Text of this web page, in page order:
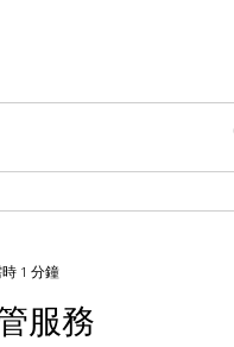
服務
1 分鐘